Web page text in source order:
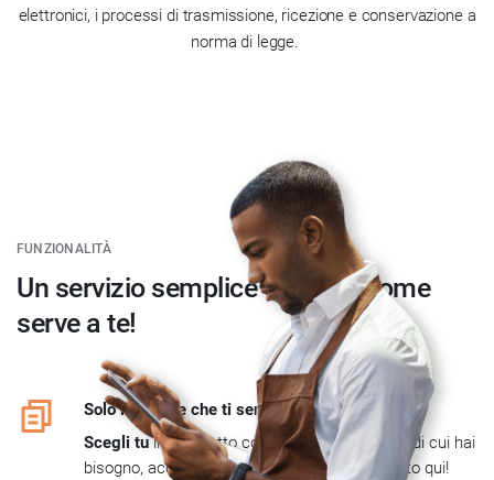
elettronici, i processi di trasmissione, ricezione e conservazione a
norma di legge.
FUNZIONALITÀ
Un servizio semplice e veloce come
serve a te!
Solo le fatture che ti servono
Scegli tuil pacchetto con il numero di fatture di cui hai
bisogno, accetta le condizioni e acquista. Tutto qui!